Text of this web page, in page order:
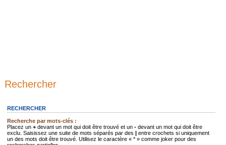
Rechercher
RECHERCHER
Recherche par mots-clés :
Placez un + devant un mot qui doit être trouvé et un - devant un mot qui doit être
exclu. Saisissez une suite de mots séparés par des | entre crochets si uniquement
un des mots doit être trouvé. Utilisez le caractère « * » comme joker pour des